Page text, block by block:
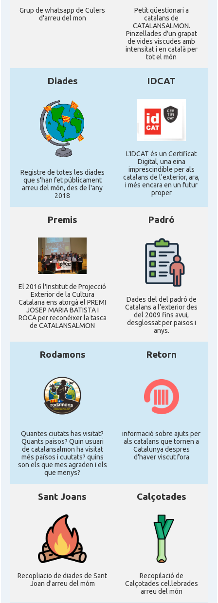
Grup de whatsapp de Culers
d'arreu del mon
Petit qüestionari a
catalans de
CATALANSALMON.
Pinzellades d'un grapat
de vides viscudes amb
intensitat i en català per
tot el món
Diades
Registre de totes les diades
que s'han fet públicament
arreu del món, des de l'any
2018
IDCAT
L'IDCAT és un Certificat
Digital, una eina
imprescindible per als
catalans de l'exterior, ara,
i més encara en un futur
proper
Premis
El 2016 l'Institut de Projecció
Exterior de la Cultura
Catalana ens atorgà el PREMI
JOSEP MARIA BATISTA I
ROCA per reconéixer la tasca
de CATALANSALMON
Padró
Dades del del padró de
Catalans a l'exterior des
del 2009 fins avui,
desglossat per paisos i
anys.
Rodamons
Quantes ciutats has visitat?
Quants paisos? Quin usuari
de catalansalmon ha visitat
més països i cuutats? quins
son els que mes agraden i els
que menys?
Retorn
informació sobre ajuts per
als catalans que tornen a
Catalunya despres
d'haver viscut fora
Sant Joans
Recopliacio de diades de Sant
Joan d'arreu del móm
Calçotades
Recopilació de
Calçotades cel.lebrades
arreu del món